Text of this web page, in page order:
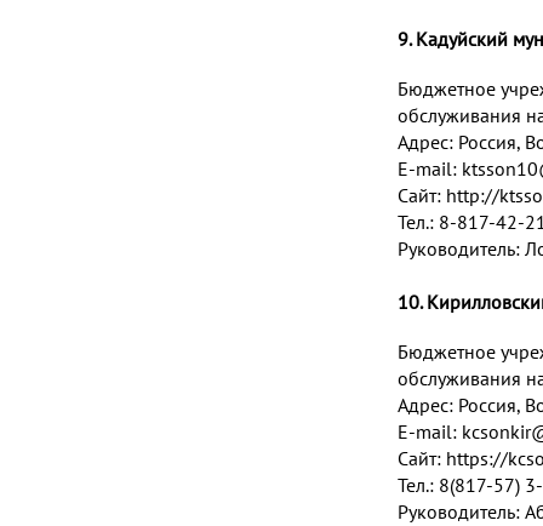
9. Кадуйский
Бюджетное
обслуживания
Адрес: Россия,
E-mail:
Сайт: http://
Тел.: 8-817-42-
Руководитель:
10.
Бюджетное
обслуживания
Адрес: Россия,
E-mail: kcsonki
Сайт: https://
Тел.: 8(817-57)
Руководитель: